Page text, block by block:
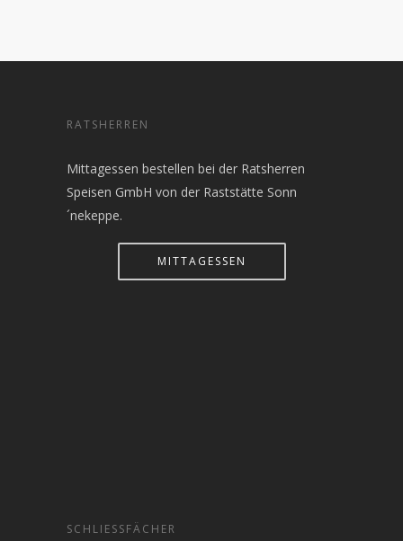
RATSHERREN
Mittagessen bestellen bei der Ratsherren
Speisen GmbH von der Raststätte Sonn
´nekeppe.
MITTAGESSEN
SCHLIESSFÄCHER